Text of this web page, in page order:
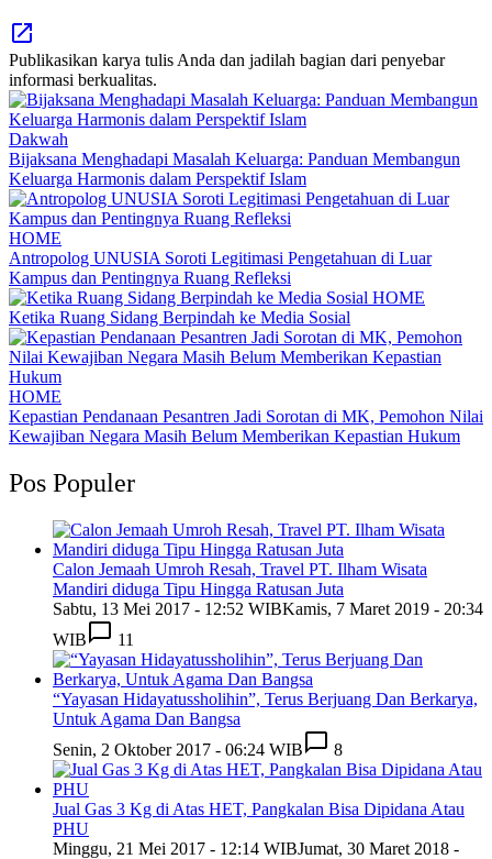
Publikasikan karya tulis Anda dan jadilah bagian dari penyebar
informasi berkualitas.
Dakwah
Bijaksana Menghadapi Masalah Keluarga: Panduan Membangun
Keluarga Harmonis dalam Perspektif Islam
HOME
Antropolog UNUSIA Soroti Legitimasi Pengetahuan di Luar
Kampus dan Pentingnya Ruang Refleksi
HOME
Ketika Ruang Sidang Berpindah ke Media Sosial
HOME
Kepastian Pendanaan Pesantren Jadi Sorotan di MK, Pemohon Nilai
Kewajiban Negara Masih Belum Memberikan Kepastian Hukum
Pos Populer
Calon Jemaah Umroh Resah, Travel PT. Ilham Wisata
Mandiri diduga Tipu Hingga Ratusan Juta
Sabtu, 13 Mei 2017 - 12:52 WIBKamis, 7 Maret 2019 - 20:34
WIB
11
“Yayasan Hidayatussholihin”, Terus Berjuang Dan Berkarya,
Untuk Agama Dan Bangsa
Senin, 2 Oktober 2017 - 06:24 WIB
8
Jual Gas 3 Kg di Atas HET, Pangkalan Bisa Dipidana Atau
PHU
Minggu, 21 Mei 2017 - 12:14 WIBJumat, 30 Maret 2018 -